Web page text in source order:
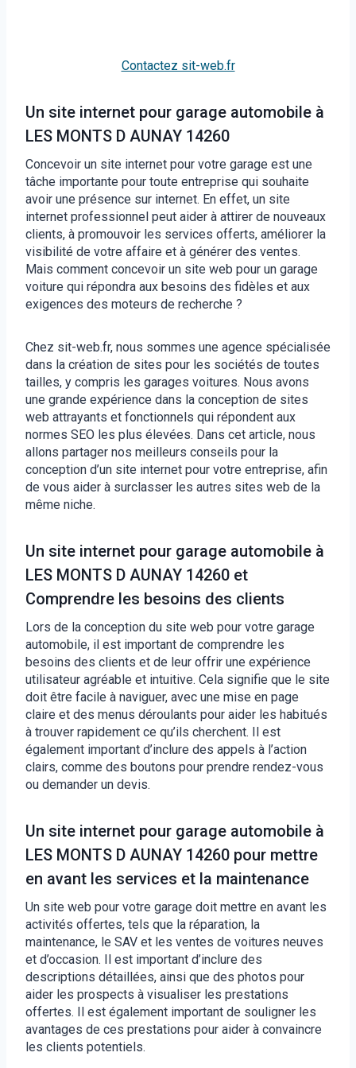
Contactez sit-web.fr
Un site internet pour garage automobile à
LES MONTS D AUNAY 14260
Concevoir un site internet pour votre garage est une
tâche importante pour toute entreprise qui souhaite
avoir une présence sur internet. En effet, un site
internet professionnel peut aider à attirer de nouveaux
clients, à promouvoir les services offerts, améliorer la
visibilité de votre affaire et à générer des ventes.
Mais comment concevoir un site web pour un garage
voiture qui répondra aux besoins des fidèles et aux
exigences des moteurs de recherche ?
Chez sit-web.fr, nous sommes une agence spécialisée
dans la création de sites pour les sociétés de toutes
tailles, y compris les garages voitures. Nous avons
une grande expérience dans la conception de sites
web attrayants et fonctionnels qui répondent aux
normes SEO les plus élevées. Dans cet article, nous
allons partager nos meilleurs conseils pour la
conception d’un site internet pour votre entreprise, afin
de vous aider à surclasser les autres sites web de la
même niche.
Un site internet pour garage automobile à
LES MONTS D AUNAY 14260 et
Comprendre les besoins des clients
Lors de la conception du site web pour votre garage
automobile, il est important de comprendre les
besoins des clients et de leur offrir une expérience
utilisateur agréable et intuitive. Cela signifie que le site
doit être facile à naviguer, avec une mise en page
claire et des menus déroulants pour aider les habitués
à trouver rapidement ce qu’ils cherchent. Il est
également important d’inclure des appels à l’action
clairs, comme des boutons pour prendre rendez-vous
ou demander un devis.
Un site internet pour garage automobile à
LES MONTS D AUNAY 14260 pour mettre
en avant les services et la maintenance
Un site web pour votre garage doit mettre en avant les
activités offertes, tels que la réparation, la
maintenance, le SAV et les ventes de voitures neuves
et d’occasion. Il est important d’inclure des
descriptions détaillées, ainsi que des photos pour
aider les prospects à visualiser les prestations
offertes. Il est également important de souligner les
avantages de ces prestations pour aider à convaincre
les clients potentiels.